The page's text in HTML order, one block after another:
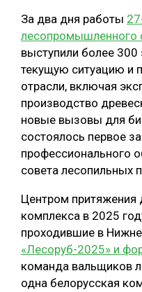
За два дня работы
лесопромышленного
выступили более 300
текущую ситуацию и
отрасли, включая
производство
новые вызовы для
состоялось первое
профессионального
совета лесопильных
Центром притяжения
комплекса в 2025
проходившие в
«Лесоруб-2025» и
команда вальщиков
одна белорусская